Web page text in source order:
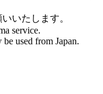
いたします。
service.
used from Japan.